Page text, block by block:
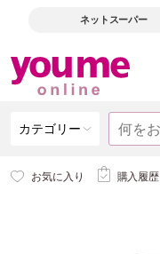
ネットスーパー
カテゴリー
お気に入り 購入履歴